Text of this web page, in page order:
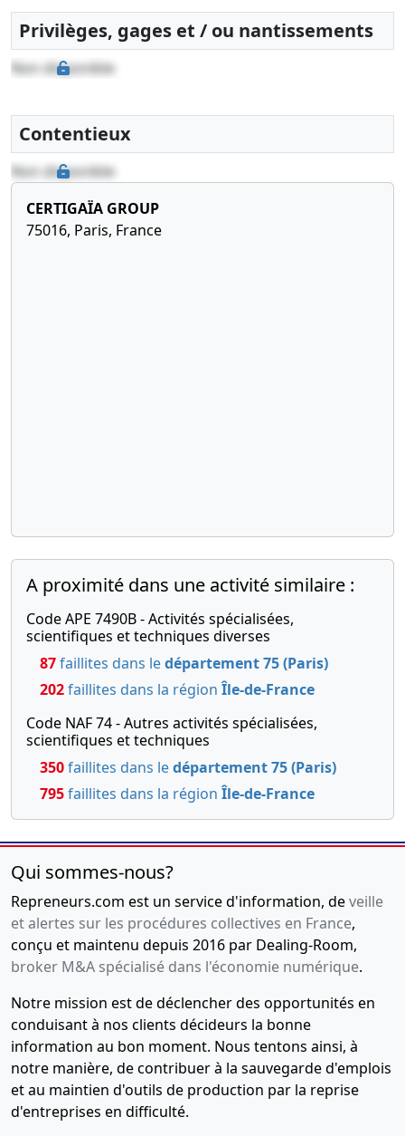
extérieur, ,
Modification(s)
statutaire(s)
verbal
, Transfert
du siège
30-
12-
2021
verbal
d'assemblée
extraordinaire,
mis à jour
Modification(s)
09-
Statuts
verbal
d'assemblée
générale
extraordinaire
Modification(s)
statutaire(s)
22-
06-
Procès-
verbal
Privilèges, gages et / ou nantissements
Non disponible
Contentieux
Non disponible
CERTIGAÏA GROUP
75016, Paris, France
A proximité dans une activité similaire :
Code APE 7490B - Activités spécialisées,
scientifiques et techniques diverses
87faillites dans ledépartement 75 (Paris)
202faillites dans la région Île-de-France
Code NAF 74 - Autres activités spécialisées,
scientifiques et techniques
350faillites dans ledépartement 75 (Paris)
795faillites dans la région Île-de-France
Qui sommes-nous?
Repreneurs.com est un service d'information, deveille
et alertes sur les procédures collectives en France,
conçu et maintenu depuis 2016 par Dealing-Room,
broker M&A spécialisé dans l'économie numérique.
Notre mission est de déclencher des opportunités en
conduisant à nos clients décideurs la bonne
information au bon moment. Nous tentons ainsi, à
notre manière, de contribuer à la sauvegarde d'emplois
et au maintien d'outils de production par la reprise
d'entreprises en difficulté.